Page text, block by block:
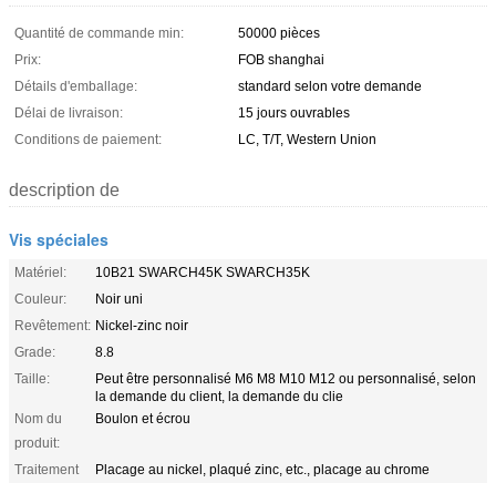
Quantité de commande min:
50000 pièces
Prix:
FOB shanghai
Détails d'emballage:
standard selon votre demande
Délai de livraison:
15 jours ouvrables
Conditions de paiement:
LC, T/T, Western Union
description de
Vis spéciales
Matériel:
10B21 SWARCH45K SWARCH35K
Couleur:
Noir uni
Revêtement: Nickel-zinc noir
Grade:
8.8
Taille:
Peut être personnalisé M6 M8 M10 M12 ou personnalisé, selon
la demande du client, la demande du clie
Nom du
produit:
Boulon et écrou
Traitement
Placage au nickel, plaqué zinc, etc., placage au chrome